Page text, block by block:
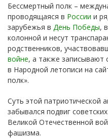
Бессмертный полк –
проводящаяся в России и
зарубежья в День Победы,
колонной и несут
родственников,
войне, а также записывают
в Народной летописи на
полк».
Суть этой патриотической
забывался подвиг
Великой Отечественной
фашизма.